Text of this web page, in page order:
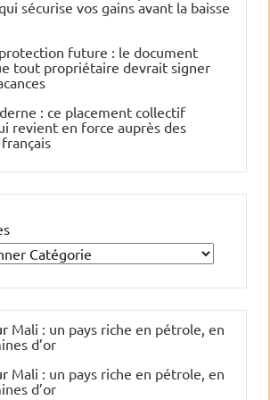
sécurise vos gains avant la baisse
future : le document
tout propriétaire devrait signer
: ce placement collectif
revient en force auprès des
Mali : un pays riche en pétrole, en
d’or
Mali : un pays riche en pétrole, en
d’or